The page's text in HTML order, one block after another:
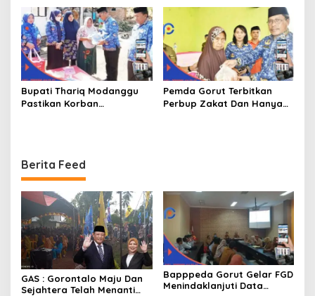
Memperkenalkan Jakestra
Bupati Thariq Modanggu
Pastikan Korban
Pemda Gorut Terbitkan
Perbup Zakat Dan Hanya
Berita Feed
GAS : Gorontalo Maju Dan
Sejahtera Telah Menanti
Bapppeda Gorut Gelar FGD
Menindaklanjuti Data